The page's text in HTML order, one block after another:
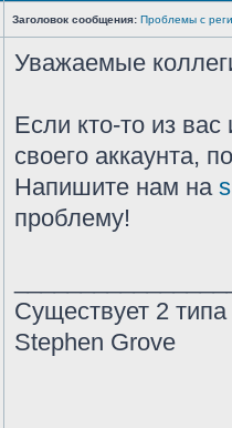
Заголовок сообщения: Проблемы с
Уважаемые
Если кто-то из
своего аккаунта,
Напишите нам на
проблему!
Существует 2
Stephen Grove